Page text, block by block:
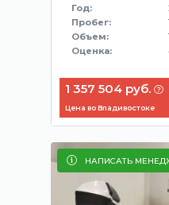
Год:
Пробег:
Объем:
Оценка:
1 357 504 руб.
Цена во Владивостоке
НАПИСАТЬ